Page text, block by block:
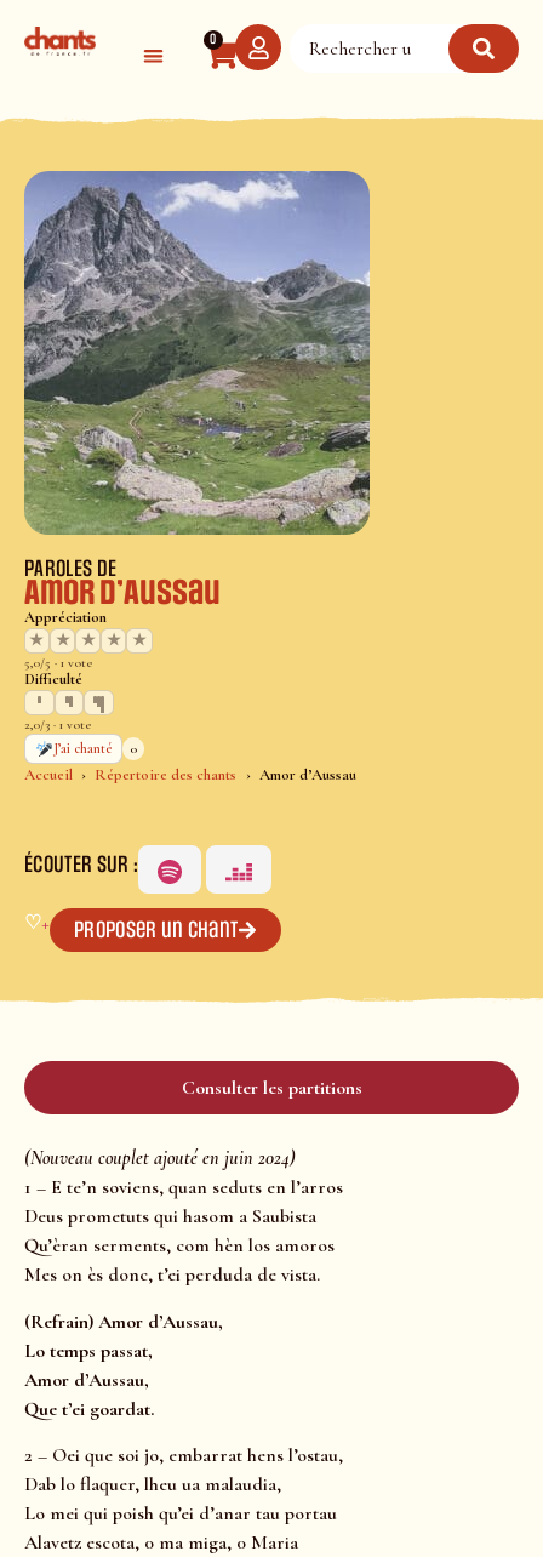
0
Accueil Répertoire des chants Amor d’Aussau
PAROLES DE
Amor d’Aussau
Appréciation
★
★ ★ ★ ★
5,0/5 · 1 vote
Difficulté
2,0/3 · 1 vote
J’ai chanté
0
ÉCOUTER SUR :
♡+ Proposer un chant
Consulter les partitions
(Nouveau couplet ajouté en juin 2024)
1 – E te’n soviens, quan seduts en l’arros
Deus prometuts qui hasom a Saubista
Qu’èran serments, com hèn los amoros
Mes on ès donc, t’ei perduda de vista.
(Refrain) Amor d’Aussau,
Lo temps passat,
Amor d’Aussau,
Que t’ei goardat.
2 – Oei que soi jo, embarrat hens l’ostau,
Dab lo flaquer, lheu ua malaudia,
Lo mei qui poish qu’ei d’anar tau portau
Alavetz escota, 0 ma miga, 0 Maria